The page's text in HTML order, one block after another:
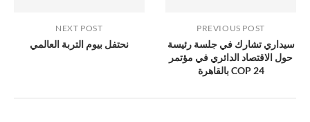
PREVIOUS POST
سيداري تشارك في جلسة رئيسة
حول الاقتصاد الدائري في مؤتمر
COP 24 بالقاهرة
NEXT POST
نحتفل بيوم التربة العالمي